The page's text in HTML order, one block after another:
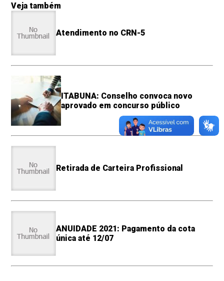
Veja também
Atendimento no CRN-5
ITABUNA: Conselho convoca novo
aprovado em concurso público
Retirada de Carteira Profissional
ANUIDADE 2021: Pagamento da cota
única até 12/07